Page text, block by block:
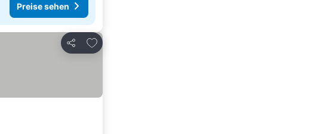
Preise sehen
Teilen
Zu Favoriten hinzufügen